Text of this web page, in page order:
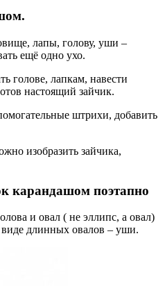
лапы, голову, уши –
ещё одно ухо.
голове, лапкам, навести
настоящий зайчик.
штрихи, добавить
изобразить зайчика,
карандашом поэтапно
и овал ( не эллипс, а овал)
длинных овалов – уши.